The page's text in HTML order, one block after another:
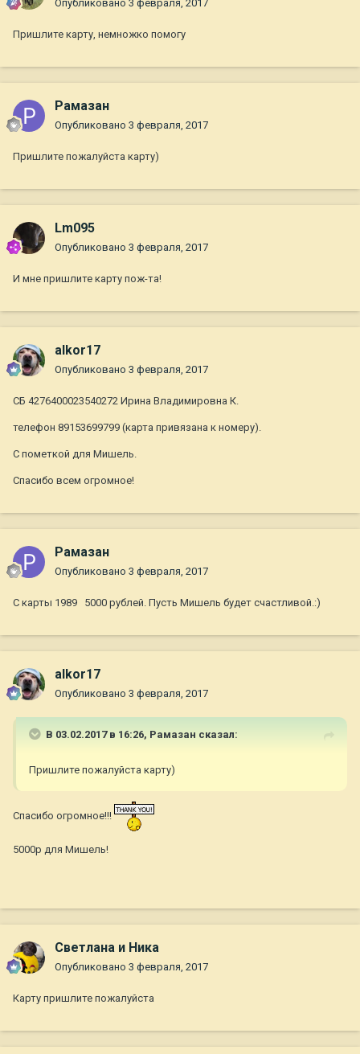
Опубликовано 3 февраля, 2017
Пришлите карту, немножко помогу
Рамазан
Опубликовано 3 февраля, 2017
Пришлите пожалуйста карту)
Lm095
Опубликовано 3 февраля, 2017
И мне пришлите карту пож-та!
alkor17
Опубликовано 3 февраля, 2017
СБ 4276400023540272 Ирина Владимировна К.
телефон 89153699799 (карта привязана к номеру).
С пометкой для Мишель.
Спасибо всем огромное!
Рамазан
Опубликовано 3 февраля, 2017
С карты 1989 5000 рублей. Пусть Мишель будет счастливой.:)
alkor17
Опубликовано 3 февраля, 2017
В 03.02.2017 в 16:26, Рамазан сказал:
Пришлите пожалуйста карту)
Спасибо огромное!!!
5000р для Мишель!
Светлана и Ника
Опубликовано 3 февраля, 2017
Карту пришлите пожалуйста